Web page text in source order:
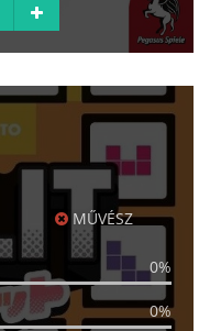
MŰVÉSZ
0%
0%